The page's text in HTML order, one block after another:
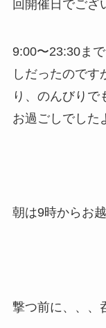
回開催日でござ
9:00〜23:30ま
しだったのです
り、のんびりで
お過ごしでした
朝は9時からお
撃つ前に、、、